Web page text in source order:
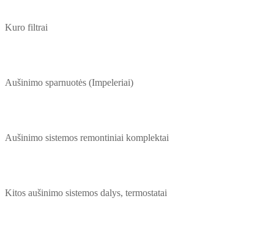
Kuro filtrai
Aušinimo sparnuotės (Impeleriai)
Aušinimo sistemos remontiniai komplektai
Kitos aušinimo sistemos dalys, termostatai